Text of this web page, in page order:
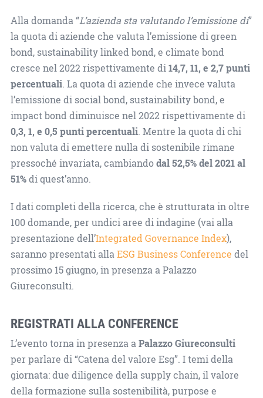
Alla domanda “L’azienda sta valutando l’emissione di”
la quota di aziende che valuta l’emissione di green
bond, sustainability linked bond, e climate bond
cresce nel 2022 rispettivamente di14,7, 11, e 2,7 punti
percentuali. La quota di aziende che invece valuta
l’emissione di social bond, sustainability bond, e
impact bond diminuisce nel 2022 rispettivamente di
0,3, 1, e 0,5 punti percentuali. Mentre la quota di chi
non valuta di emettere nulla di sostenibile rimane
pressoché invariata, cambiandodal 52,5% del 2021 al
51%di quest’anno.
I dati completi della ricerca, che è strutturata in oltre
100 domande, per undici aree di indagine (vai alla
presentazione dell’Integrated Governance Index),
saranno presentati allaESG Business Conference del
prossimo 15 giugno, in presenza a Palazzo
Giureconsulti.
REGISTRATI ALLA CONFERENCE
L’evento torna in presenza aPalazzo Giureconsulti
per parlare di “Catena del valore Esg”. I temi della
giornata: due diligence della supply chain, il valore
della formazione sulla sostenibilità, purpose e